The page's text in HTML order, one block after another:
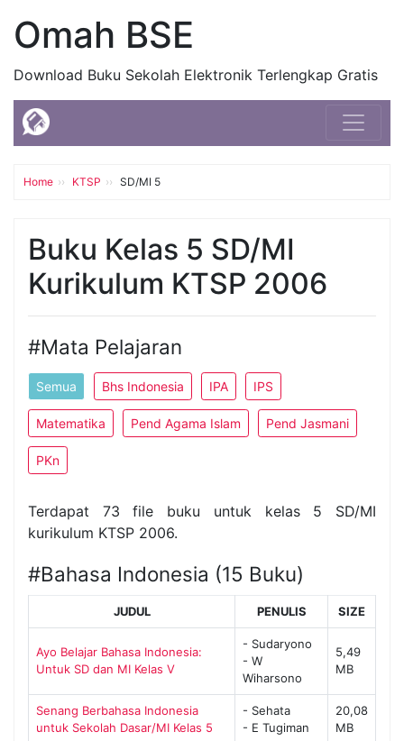
Omah BSE
Download Buku Sekolah Elektronik Terlengkap Gratis
Home KTSP SD/MI 5
Buku Kelas 5 SD/MI
Kurikulum KTSP 2006
#Mata Pelajaran
Semua Bhs Indonesia IPA IPS
Matematika Pend Agama Islam Pend Jasmani
PKn
Terdapat 73 file buku untuk kelas 5 SD/MI
kurikulum KTSP 2006.
#Bahasa Indonesia (15 Buku)
JUDUL PENULIS SIZE
Ayo Belajar Bahasa Indonesia:
Untuk SD dan MI Kelas V
- Sudaryono
- W
Wiharsono
5,49
MB
Senang Berbahasa Indonesia
untuk Sekolah Dasar/MI Kelas 5
- Sehata
- E Tugiman
20,08
MB